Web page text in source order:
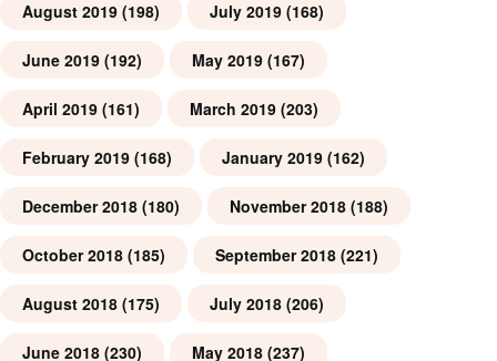
August 2019 (198) July 2019 (168)
June 2019 (192) May 2019 (167)
April 2019 (161) March 2019 (203)
February 2019 (168) January 2019 (162)
December 2018 (180) November 2018 (188)
October 2018 (185) September 2018 (221)
August 2018 (175) July 2018 (206)
June 2018 (230) May 2018 (237)